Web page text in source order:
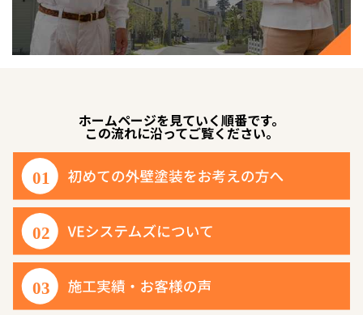
ホームページを見ていく順番です。
この流れに沿ってご覧ください。